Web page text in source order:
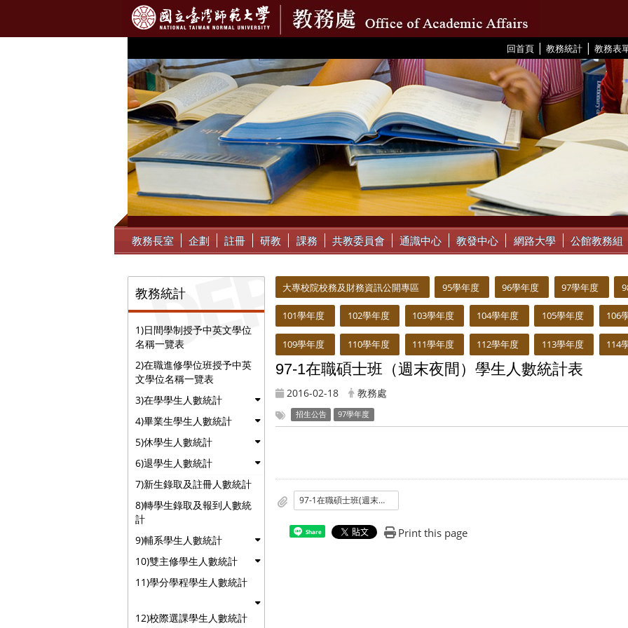
回首頁 | 教務統計 | 教務表
::: 教務長室 企劃 註冊 研教 課務 共教委員會 通識中心 教發中心 網路大學 公館教務組
教務統計
1)日間學制授予中英文學位
名稱一覽表
2)在職進修學位班授予中英
文學位名稱一覽表
3)在學學生人數統計
4)畢業生學生人數統計
5)休學生人數統計
6)退學生人數統計
7)新生錄取及註冊人數統計
8)轉學生錄取及報到人數統
計
9)輔系學生人數統計
10)雙主修學生人數統計
11)學分學程學生人數統計
12)校際選課學生人數統計
大專校院校務及財務資訊公開專區 95學年度 96學年度 97學年度
101學年度 102學年度 103學年度 104學年度 105學年度 106
109學年度 110學年度 111學年度 112學年度 113學年度 114
97-1在職碩士班（週末夜間）學生人數統計表
2016-02-18 教務處
招生公告 97學年度
97-1在職碩士班(週末夜間)學生人數統計表
Share Print this page